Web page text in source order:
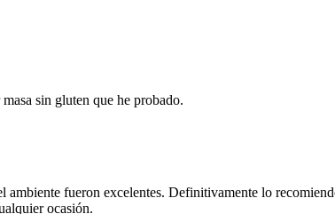
sin gluten que he probado.
fueron excelentes. Definitivamente lo
ocasión.